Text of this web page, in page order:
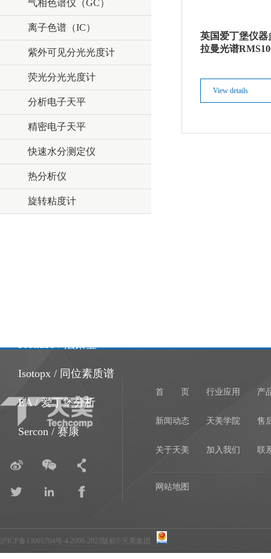
气相色谱仪（GC）
离子色谱（IC）
紫外可见分光光度计
荧光分光光度计
分析电子天平
精密电子天平
快速水分测定仪
热分析仪
旋转粘度计
Froilabo / 法莱宝
Isotopx / 同位素质谱
EA / 爱丁堡分析
Sercon / 赛康
英国爱丁堡仪
拉曼光谱
View details
首 页 行业应用 产
新闻动态 天美学院 售
关于天美 加入我们 联
网站地图
沪ICP备13001704号-4 2006-2023版权©天美集团